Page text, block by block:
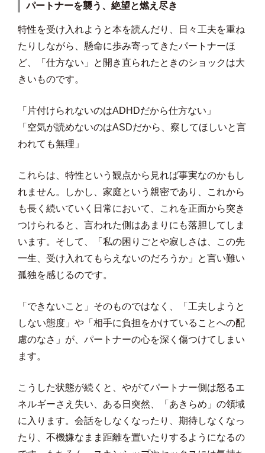
パートナーを襲う、絶望と燃え尽き
特性を受け入れようと本を読んだり、日々工夫を重ね
たりしながら、懸命に歩み寄ってきたパートナーほ
ど、「仕方ない」と開き直られたときのショックは大
きいものです。
「片付けられないのはADHDだから仕方ない」
「空気が読めないのはASDだから、察してほしいと言
われても無理」
これらは、特性という観点から見れば事実なのかもし
れません。しかし、家庭という親密であり、これから
も長く続いていく日常において、これを正面から突き
つけられると、言われた側はあまりにも落胆してしま
います。そして、「私の困りごとや寂しさは、この先
一生、受け入れてもらえないのだろうか」と言い難い
孤独を感じるのです。
「できないこと」そのものではなく、「工夫しようと
しない態度」や「相手に負担をかけていることへの配
慮のなさ」が、パートナーの心を深く傷つけてしまい
ます。
こうした状態が続くと、やがてパートナー側は怒るエ
ネルギーさえ失い、ある日突然、「あきらめ」の領域
に入ります。会話をしなくなったり、期待しなくなっ
たり、不機嫌なまま距離を置いたりするようになるの